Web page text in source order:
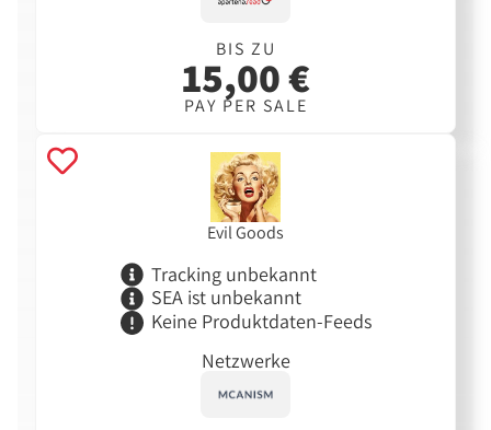
BIS ZU
15,00 €
PAY PER SALE
Evil Goods
Tracking unbekannt
SEA ist unbekannt
Keine Produktdaten-Feeds
Netzwerke